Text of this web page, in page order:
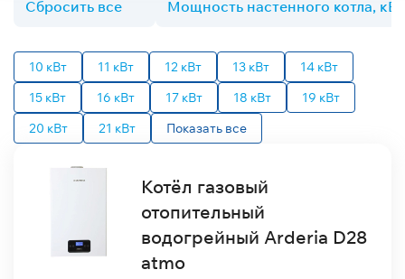
Сбросить все Мощность настенного котла,
10 кВт 11 кВт 12 кВт 13 кВт
14 кВт
15 кВт
16 кВт 17 кВт 18 кВт
19 кВт
20 кВт
21 кВт Показать все
Котёл газовый
отопительный
водогрейный Arderia D28
atmo